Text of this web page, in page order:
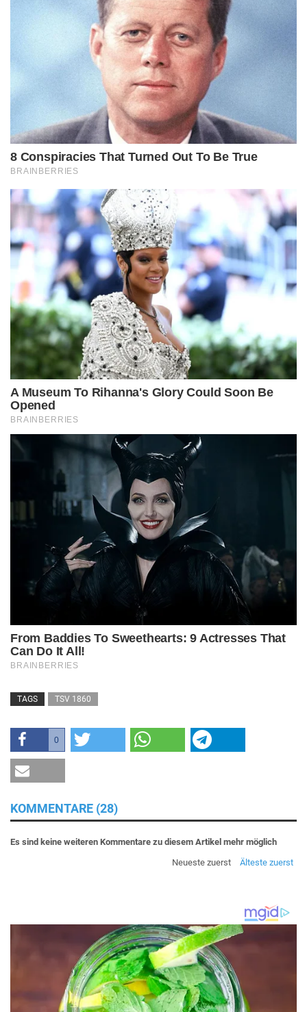
TAGS TSV 1860
0
KOMMENTARE (28)
Es sind keine weiteren Kommentare zu diesem Artikel mehr möglich
Neueste zuerst
Älteste zuerst